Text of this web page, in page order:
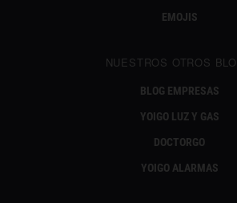
EMOJIS
NUESTROS OTROS
BLOG EMPRESAS
YOIGO LUZ Y GAS
DOCTORGO
YOIGO ALARMAS